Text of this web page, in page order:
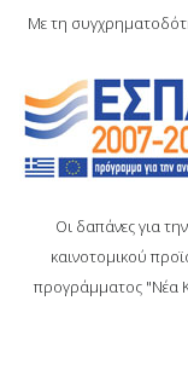
Με τη
Οι δαπάνες για
καινοτομικού
προγράμματος "Νέα